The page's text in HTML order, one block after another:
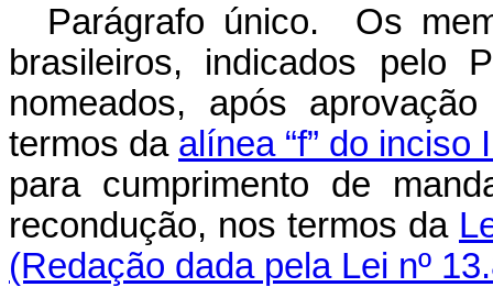
Parágrafo único. Os
brasileiros, indicados pelo
nomeados, após
termos da alínea “f” do
para cumprimento de
recondução, nos termos da
(Redação dada pela Lei nº